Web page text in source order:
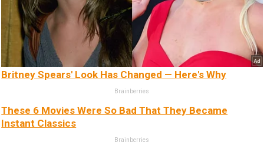
Britney Spears' Look Has Changed — Here's Why
Brainberries
These 6 Movies Were So Bad That They Became
Instant Classics
Brainberries